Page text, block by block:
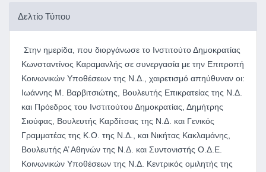
Δελτίο Τύπου
Στην ημερίδα, που διοργάνωσε το Ινστιτούτο Δημοκρατίας
Κωνσταντίνος Καραμανλής σε συνεργασία με την Επιτροπή
Κοινωνικών Υποθέσεων της Ν.Δ., χαιρετισμό απηύθυναν οι:
Ιωάννης Μ. Βαρβιτσιώτης, Βουλευτής Επικρατείας της Ν.Δ.
και Πρόεδρος του Ινστιτούτου Δημοκρατίας, Δημήτρης
Σιούφας, Βουλευτής Καρδίτσας της Ν.Δ. και Γενικός
Γραμματέας της Κ.Ο. της Ν.Δ., και Νικήτας Κακλαμάνης,
Βουλευτής Α’ Αθηνών της Ν.Δ. και Συντονιστής Ο.Δ.Ε.
Κοινωνικών Υποθέσεων της Ν.Δ. Κεντρικός ομιλητής της